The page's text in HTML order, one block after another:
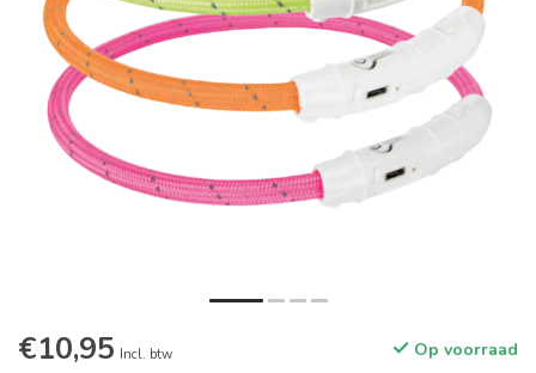
€10,95 Incl. btw Op voorraad